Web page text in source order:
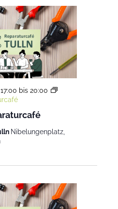
bis 20:00
Nibelungenplatz,